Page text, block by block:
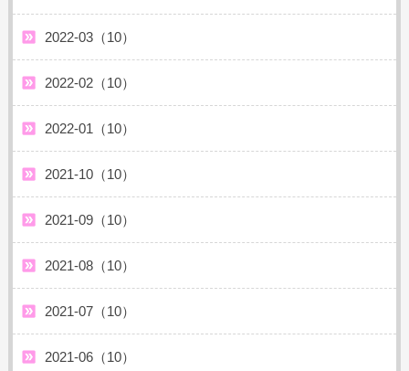
2022-03（10）
2022-02（10）
2022-01（10）
2021-10（10）
2021-09（10）
2021-08（10）
2021-07（10）
2021-06（10）